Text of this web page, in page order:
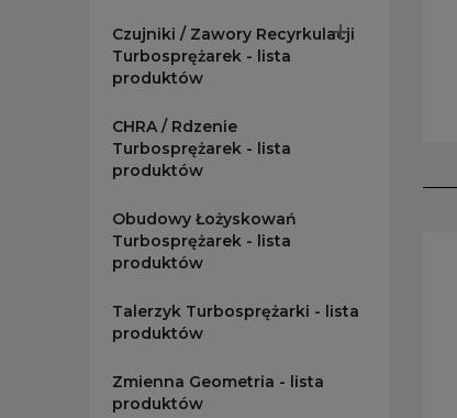
Czujniki / Zawory Recyrkulacji
Turbosprężarek - lista
produktów

CHRA / Rdzenie
Turbosprężarek - lista
produktów
Obudowy Łożyskowań
Turbosprężarek - lista
produktów
Talerzyk Turbosprężarki - lista
produktów
Zmienna Geometria - lista
produktów